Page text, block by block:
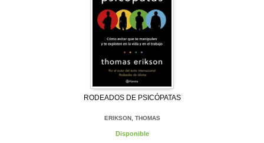
RODEADOS DE PSICÓPATAS
ERIKSON, THOMAS
Disponible